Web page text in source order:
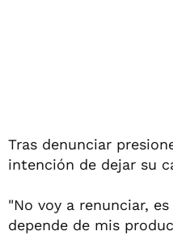
Tras denunciar
intención de dejar su
"No voy a renunciar,
depende de mis